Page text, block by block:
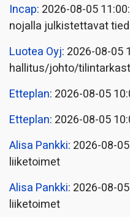
Incap: 2026-08-05
nojalla julkistettavat
Luotea Oyj: 2026-08-05
hallitus/johto/
Etteplan: 2026-08-05
Etteplan: 2026-08-05
Alisa Pankki: 2026-08-
liiketoimet
Alisa Pankki: 2026-08-
liiketoimet